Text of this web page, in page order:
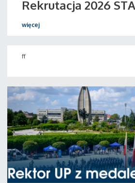
Rekrutacja 2026
więcej
ff